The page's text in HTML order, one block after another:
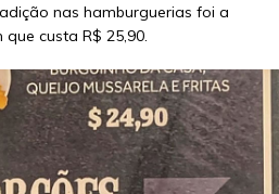
nas hamburguerias foi a
custa R$ 25,90.